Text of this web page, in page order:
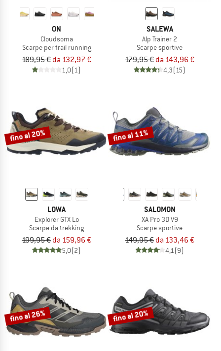
ON
Cloudsoma
Scarpe per trail running
189,95 € da 132,97 €
1,0(1)
SALEWA
Alp Trainer 2
Scarpe sportive
179,95 € da 143,96 €
4,3(15)
fino al 20%
LOWA
Explorer GTX Lo
Scarpe da trekking
199,95 € da 159,96 €
5,0(2)
fino al 11%
SALOMON
XA Pro 3D V9
Scarpe sportive
149,95 € da 133,46 €
4,1(9)
fino al 26% fino al 20%